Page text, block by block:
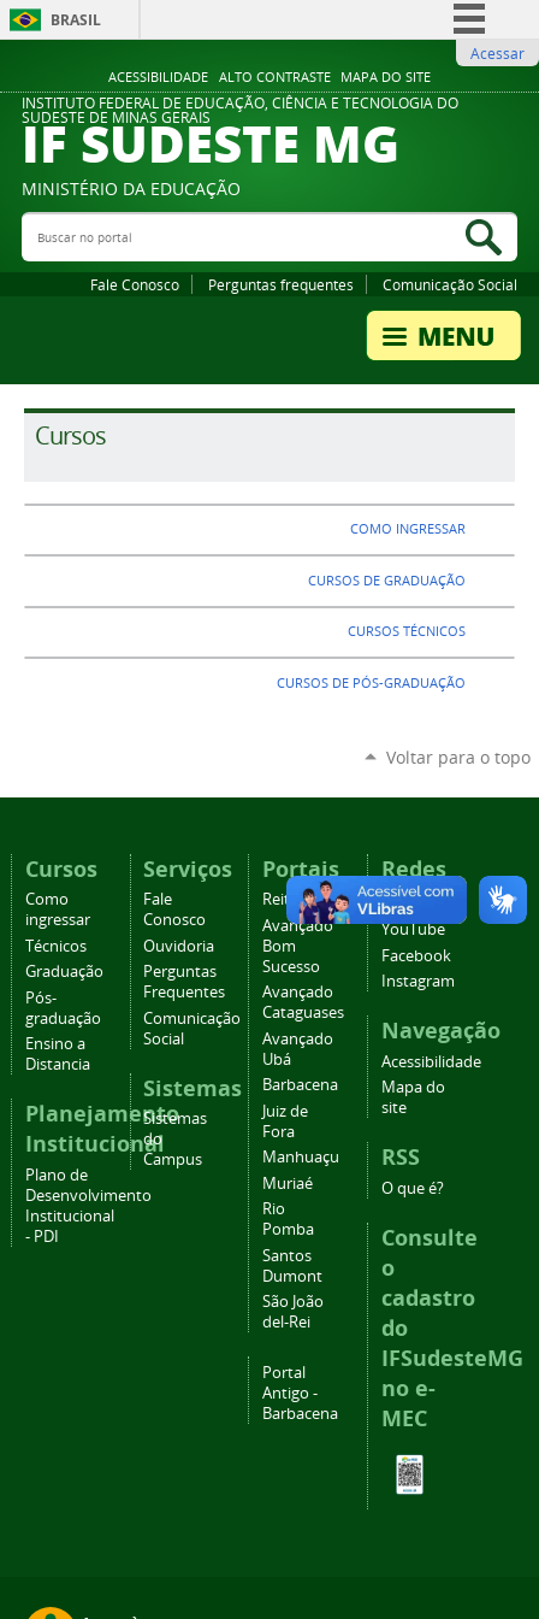
ACESSIBILIDADE ALTO CONTRASTE MAPA DO SITE
BRASIL
Comunica BR
Participe
Legislação
Acessar
INSTITUTO FEDERAL DE EDUCAÇÃO, CIÊNCIA E TECNOLOGIA DO
SUDESTE DE MINAS GERAIS
IF SUDESTE MG
MINISTÉRIO DA EDUCAÇÃO
Buscar no portal
Fale Conosco Perguntas frequentes Comunicação Social
Cursos
COMO INGRESSAR
CURSOS DE GRADUAÇÃO
CURSOS TÉCNICOS
CURSOS DE PÓS-GRADUAÇÃO
Voltar para o topo
Cursos
Como
ingressar
Técnicos
Graduação
Pós-
graduação
Ensino a
Distancia
Planejamento
Institucional
Plano de
Desenvolvimento
Institucional
- PDI
Serviços
Fale
Conosco
Ouvidoria
Perguntas
Frequentes
Comunicação
Social
Sistemas
Sistemas
do
Campus
Portais
Reitoria
Avançado
Bom
Sucesso
Avançado
Cataguases
Avançado
Ubá
Barbacena
Juiz de
Fora
Manhuaçu
Muriaé
Rio
Pomba
Santos
Dumont
São João
del-Rei
Portal
Antigo -
Barbacena
Redes
sociais
YouTube
Facebook
Instagram
Navegação
Acessibilidade
Mapa do
site
RSS
O que é?
Consulte
o
cadastro
do
IFSudesteMG
no e-
MEC